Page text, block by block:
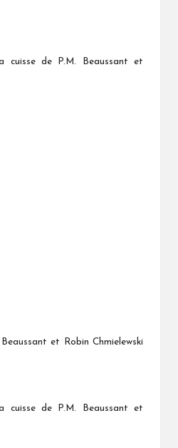
et Robin Chmielewski